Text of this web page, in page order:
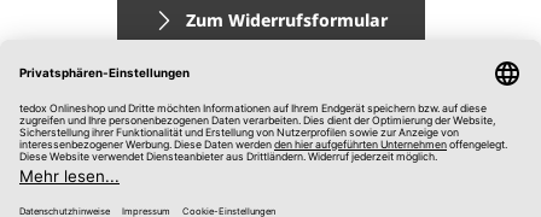
Zum Widerrufsformular
Impressum
AGB
Datenschutz